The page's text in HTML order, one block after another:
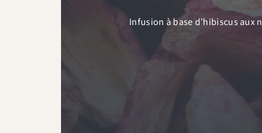
Infusion à base d’hibiscus aux